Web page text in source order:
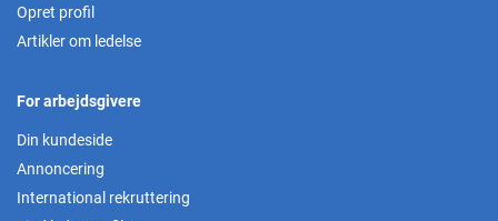
Opret profil
Artikler om ledelse
For arbejdsgivere
Din kundeside
Annoncering
International rekruttering